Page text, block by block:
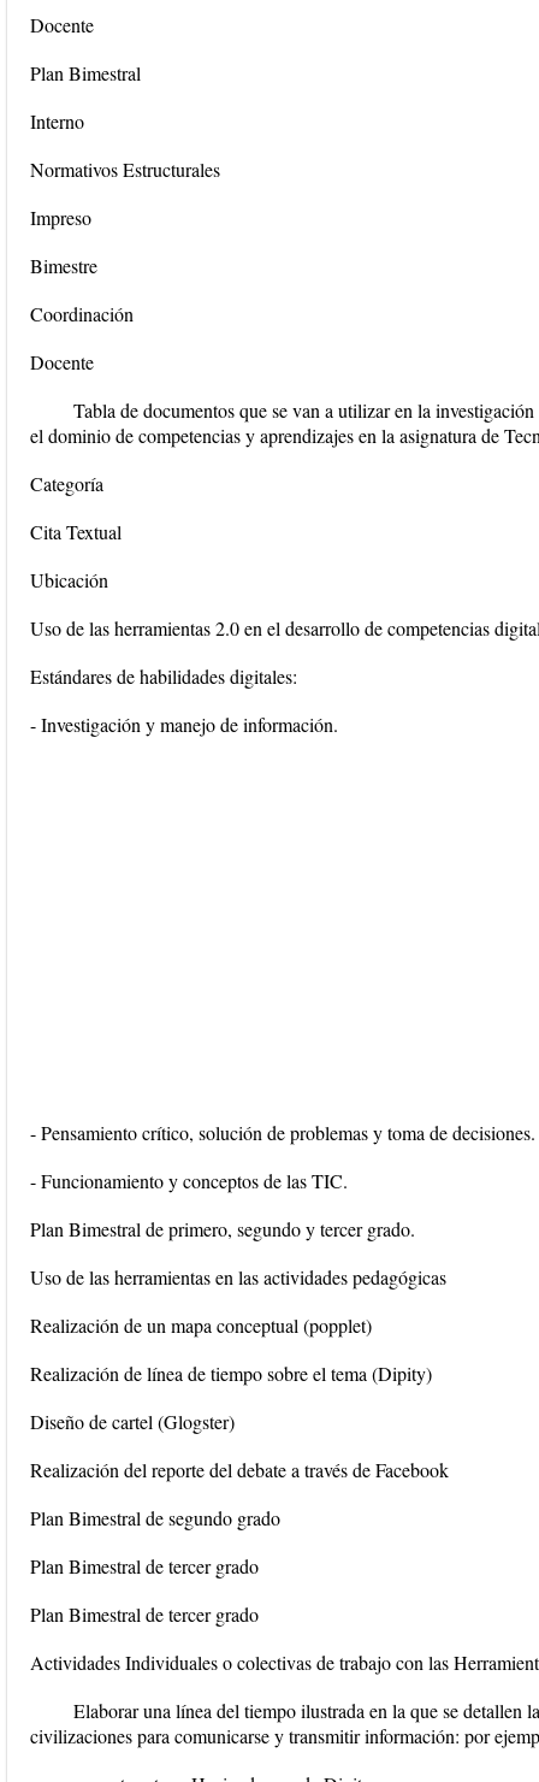
Docente
Plan Bimestral
Interno
Normativos Estructurales
Impreso
Bimestre
Coordinación
Docente
Tabla de documentos que se van a utilizar en la
el dominio de competencias y aprendizajes en la asignatura de
Categoría
Cita Textual
Ubicación
Uso de las herramientas 2.0 en el desarrollo de competencias
Estándares de habilidades digitales:
- Investigación y manejo de información.
- Pensamiento crítico, solución de problemas y toma de decisiones.
- Funcionamiento y conceptos de las TIC.
Plan Bimestral de primero, segundo y tercer grado.
Uso de las herramientas en las actividades pedagógicas
Realización de un mapa conceptual (popplet)
Realización de línea de tiempo sobre el tema (Dipity)
Diseño de cartel (Glogster)
Realización del reporte del debate a través de Facebook
Plan Bimestral de segundo grado
Plan Bimestral de tercer grado
Plan Bimestral de tercer grado
Actividades Individuales o colectivas de trabajo con las
Elaborar una línea del tiempo ilustrada en la que se detallen
civilizaciones para comunicarse y transmitir información: por